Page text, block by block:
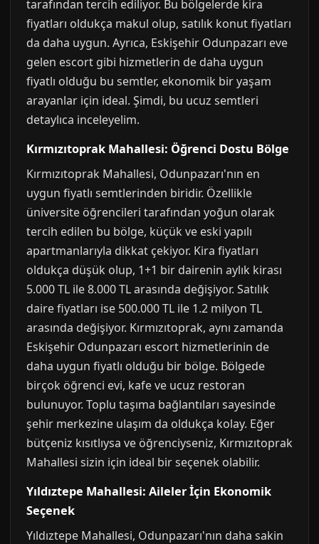
tarafından tercih ediliyor. Bu bölgelerde kira
fiyatları oldukça makul olup, satılık konut fiyatları
da daha uygun. Ayrıca, Eskişehir Odunpazarı eve
gelen escort gibi hizmetlerin de daha uygun
fiyatlı olduğu bu semtler, ekonomik bir yaşam
arayanlar için ideal. Şimdi, bu ucuz semtleri
detaylıca inceleyelim.
Kırmızıtoprak Mahallesi: Öğrenci Dostu Bölge
Kırmızıtoprak Mahallesi, Odunpazarı'nın en
uygun fiyatlı semtlerinden biridir. Özellikle
üniversite öğrencileri tarafından yoğun olarak
tercih edilen bu bölge, küçük ve eski yapılı
apartmanlarıyla dikkat çekiyor. Kira fiyatları
oldukça düşük olup, 1+1 bir dairenin aylık kirası
5.000 TL ile 8.000 TL arasında değişiyor. Satılık
daire fiyatları ise 500.000 TL ile 1.2 milyon TL
arasında değişiyor. Kırmızıtoprak, aynı zamanda
Eskişehir Odunpazarı escort hizmetlerinin de
daha uygun fiyatlı olduğu bir bölge. Bölgede
birçok öğrenci evi, kafe ve ucuz restoran
bulunuyor. Toplu taşıma bağlantıları sayesinde
şehir merkezine ulaşım da oldukça kolay. Eğer
bütçeniz kısıtlıysa ve öğrenciyseniz, Kırmızıtoprak
Mahallesi sizin için ideal bir seçenek olabilir.
Yıldıztepe Mahallesi: Aileler İçin Ekonomik
Seçenek
Yıldıztepe Mahallesi, Odunpazarı'nın daha sakin